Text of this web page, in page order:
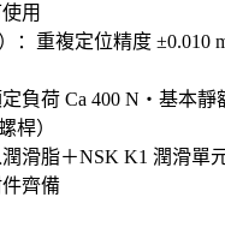
用
：重複定位精度 ±0.010
負荷 Ca 400 N・基本靜
桿）
滑脂＋NSK K1 潤滑單
齊備